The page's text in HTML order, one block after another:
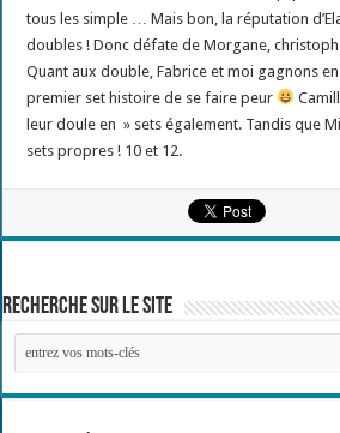
tous les simple … Mais bon, la réputation
doubles ! Donc défate de Morgane,
Quant aux double, Fabrice et moi gagnons
premier set histoire de se faire peur
leur doule en » sets également. Tandis que
sets propres ! 10 et 12.
Recherche sur le site